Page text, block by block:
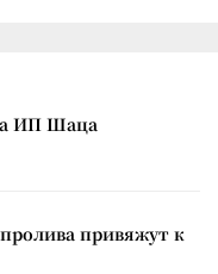
ИП Шаца
привяжут к